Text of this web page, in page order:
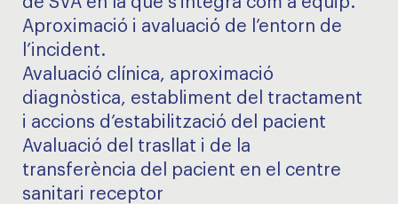
Aproximació i avaluació de l’entorn de
l’incident.
Avaluació clínica, aproximació
diagnòstica, establiment del tractament
i accions d’estabilització del pacient
Avaluació del trasllat i de la
transferència del pacient en el centre
sanitari receptor